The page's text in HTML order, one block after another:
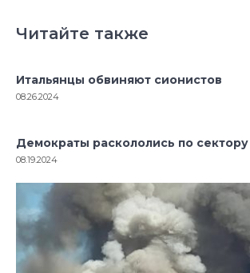
Читайте также
Итальянцы обвиняют сионистов
08.26.2024
Демократы раскололись по сектору
08.19.2024